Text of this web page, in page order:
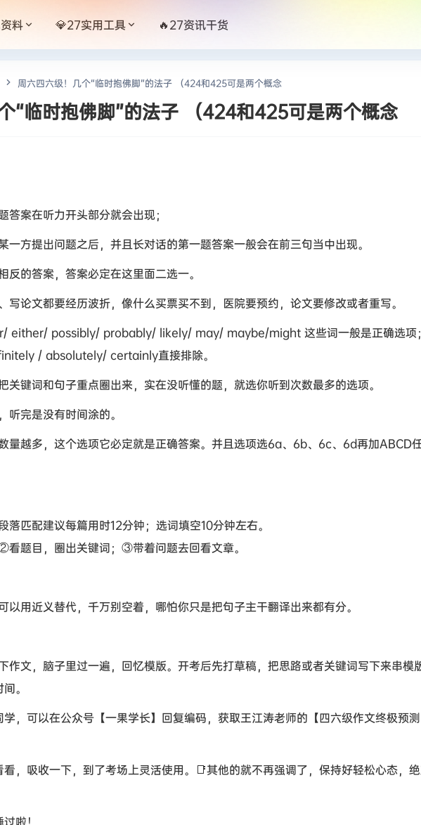
料 💎27实用工具 🔥27资讯干货
周六四六级！几个“临时抱佛脚”的法子 （424和425可是两个概念
“临时抱佛脚”的法子 （424和425可是两个概念
答案在听力开头部分就会出现；
一方提出问题之后，并且长对话的第一题答案一般会在前三句当中出现。
反的答案，答案必定在这里面二选一。
写论文都要经历波折，像什么买票买不到，医院要预约，论文要修改或者重写。
either/ possibly/ probably/ likely/ may/ maybe/might 这些词一般是正确选项
/ absolutely/ certainly直接排除。
关键词和句子重点圈出来，实在没听懂的题，就选你听到次数最多的选项。
听完是没有时间涂的。
量越多，这个选项它必定就是正确答案。并且选项选6a、6b、6c、6d再加ABCD
落匹配建议每篇用时12分钟；选词填空10分钟左右。
题目，圈出关键词；③带着问题去回看文章。
以用近义替代，千万别空着，哪怕你只是把句子主干翻译出来都有分。
作文，脑子里过一遍，回忆模版。开考后先打草稿，把思路或者关键词写下来串模
。
学，可以在公众号【一果学长】回复编码，获取王江涛老师的【四六级作文终极预
，吸收一下，到了考场上灵活使用。📑其他的就不再强调了，保持好轻松心态，
啦！